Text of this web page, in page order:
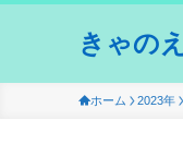
きゃの
ホーム 2023年